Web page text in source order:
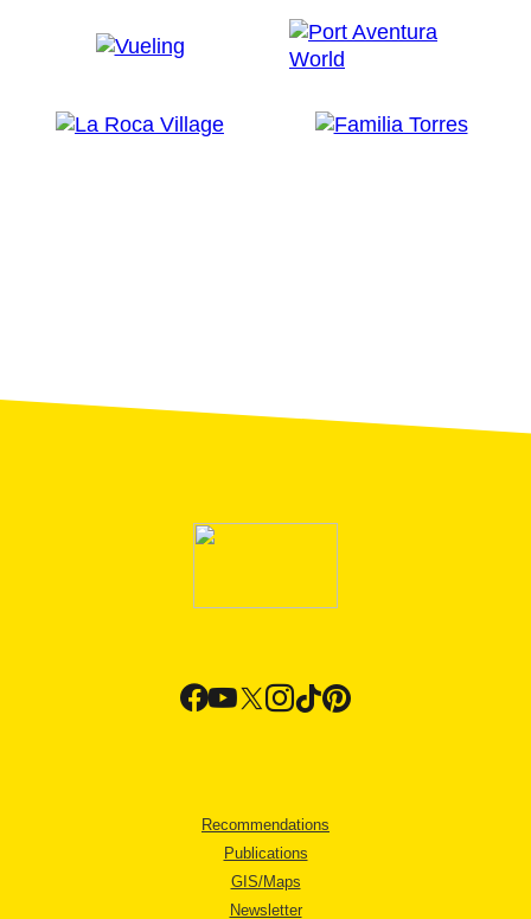
Recommendations
Publications
GIS/Maps
Newsletter